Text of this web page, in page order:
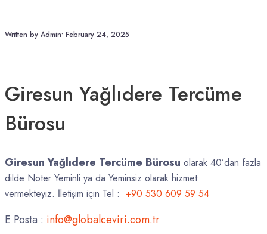
Written by Admin• February 24, 2025
Giresun Yağlıdere Tercüme
Bürosu
Giresun Yağlıdere Tercüme Bürosu olarak 40’dan fazla
dilde Noter Yeminli ya da Yeminsiz olarak hizmet
vermekteyiz. İletişim için Tel : +90 530 609 59 54
E Posta : info@globalceviri.com.tr